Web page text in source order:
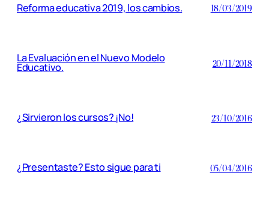
Reforma educativa 2019, los cambios. 18/03/2019
La Evaluación en el Nuevo Modelo
Educativo. 20/11/2018
¿Sirvieron los cursos? ¡No! 23/10/2016
¿Presentaste? Esto sigue para ti 05/04/2016